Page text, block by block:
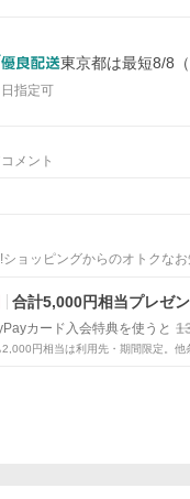
東京都は最短8/8
指定可
メント
ショッピングからのオトクな
合計5,000円相当プレゼン
カード入会特典を使うと
2,000円相当は利用先・期間限定。他